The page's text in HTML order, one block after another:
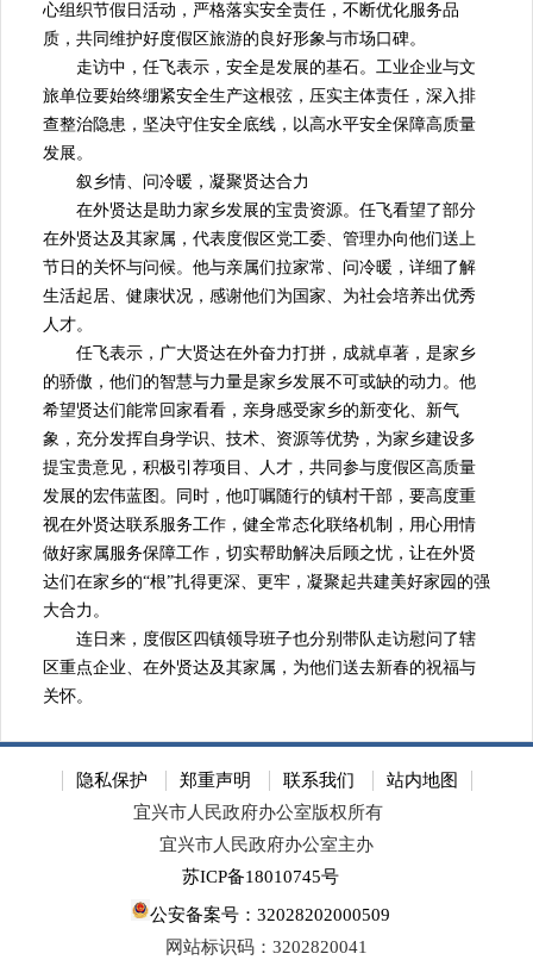
心组织节假日活动，严格落实安全责任，不断优化服务品
质，共同维护好度假区旅游的良好形象与市场口碑。
走访中，任飞表示，安全是发展的基石。工业企业与文
旅单位要始终绷紧安全生产这根弦，压实主体责任，深入排
查整治隐患，坚决守住安全底线，以高水平安全保障高质量
发展。
叙乡情、问冷暖，凝聚贤达合力
在外贤达是助力家乡发展的宝贵资源。任飞看望了部分
在外贤达及其家属，代表度假区党工委、管理办向他们送上
节日的关怀与问候。他与亲属们拉家常、问冷暖，详细了解
生活起居、健康状况，感谢他们为国家、为社会培养出优秀
人才。
任飞表示，广大贤达在外奋力打拼，成就卓著，是家乡
的骄傲，他们的智慧与力量是家乡发展不可或缺的动力。他
希望贤达们能常回家看看，亲身感受家乡的新变化、新气
象，充分发挥自身学识、技术、资源等优势，为家乡建设多
提宝贵意见，积极引荐项目、人才，共同参与度假区高质量
发展的宏伟蓝图。同时，他叮嘱随行的镇村干部，要高度重
视在外贤达联系服务工作，健全常态化联络机制，用心用情
做好家属服务保障工作，切实帮助解决后顾之忧，让在外贤
达们在家乡的“根”扎得更深、更牢，凝聚起共建美好家园的强
大合力。
连日来，度假区四镇领导班子也分别带队走访慰问了辖
区重点企业、在外贤达及其家属，为他们送去新春的祝福与
关怀。
隐私保护 郑重声明 联系我们
站内地图
宜兴市人民政府办公室版权所有
宜兴市人民政府办公室主办
苏ICP备18010745号
公安备案号：32028202000509
网站标识码：3202820041